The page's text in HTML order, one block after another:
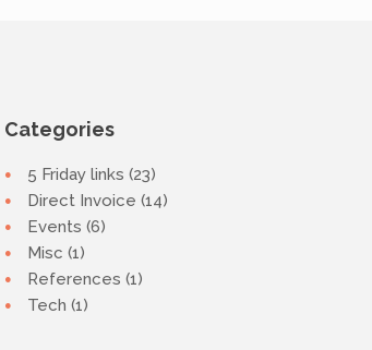
Categories
5 Friday links (23)
Direct Invoice (14)
Events (6)
Misc (1)
References (1)
Tech (1)